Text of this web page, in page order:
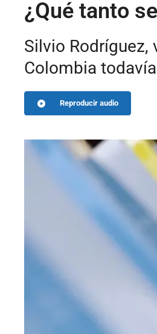
¿Qué tanto
Silvio Rodríguez,
Colombia
Reproducir audio